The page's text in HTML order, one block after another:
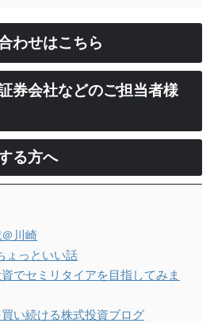
わせはこちら
券会社などのご担当者様
る方へ
川崎
ょっといい話
でセミリタイアを目指してみま
い続ける株式投資ブログ